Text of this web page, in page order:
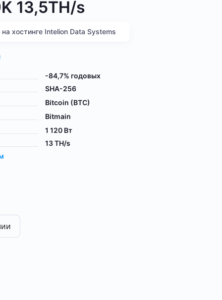
13,5TH/s
хостинге Intelion Data Systems
-84,7% годовых
SHA-256
Bitcoin (BTC)
Bitmain
1 120 Вт
13 TH/s